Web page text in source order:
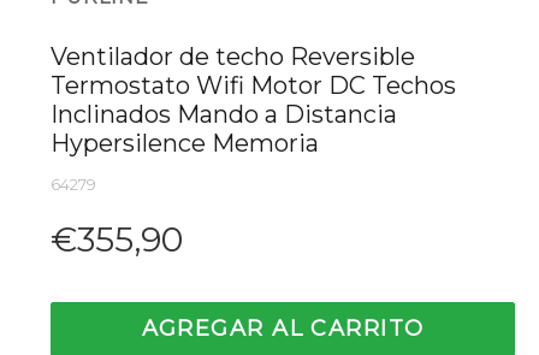
Ventilador de techo Reversible
Termostato Wifi Motor DC Techos
Inclinados Mando a Distancia
Hypersilence Memoria
64279
Precio
€355,90
AGREGAR AL CARRITO